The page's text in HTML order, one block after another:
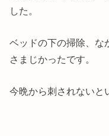
した。
ベッドの下の掃除、な
さまじかったです。
今晩から刺されないと